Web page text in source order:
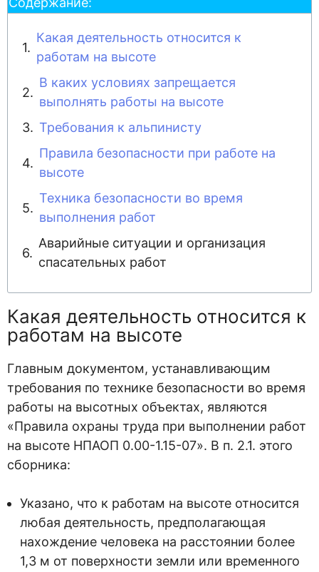
Какая деятельность относится к
работам на высоте
В каких условиях запрещается
выполнять работы на высоте
Требования к альпинисту
Правила безопасности при работе на
высоте
Техника безопасности во время
выполнения работ
Аварийные ситуации и организация
спасательных работ
Какая деятельность относится к
работам на высоте
Главным документом, устанавливающим
требования по технике безопасности во время
работы на высотных объектах, являются
«Правила охраны труда при выполнении работ
на высоте НПАОП 0.00-1.15-07». В п. 2.1. этого
сборника:
Указано, что к работам на высоте относится
любая деятельность, предполагающая
нахождение человека на расстоянии более
1,3 м от поверхности земли или временного